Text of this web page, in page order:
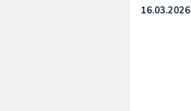
16.03.2026